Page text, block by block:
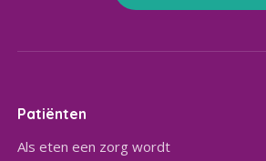
Patiënten
Als eten een zorg wordt